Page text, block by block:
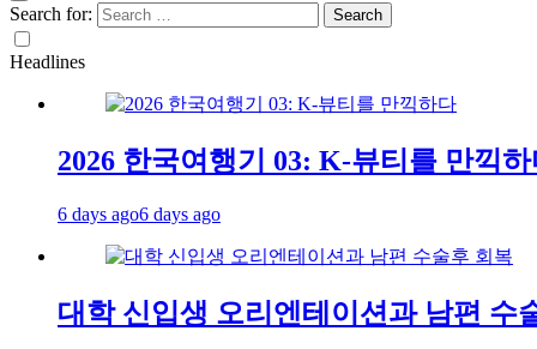
Search for:
Headlines
2026 한국여행기 03: K-뷰티를 만끽
6 days ago6 days ago
대학 신입생 오리엔테이션과 남편 수